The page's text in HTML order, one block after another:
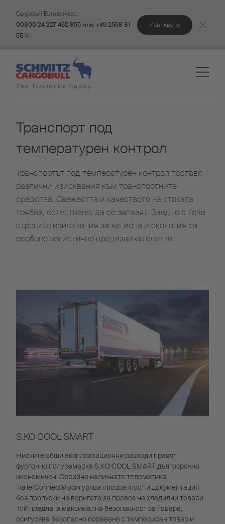
Cargobull Euroservice:
00800 24 227 462 855 или +49 2558 81
55 11
Извикване
Транспорт под
температурен контрол
Транспортът под температурен контрол поставя
различни изисквания към транспортните
средства. Свежестта и качеството на стоката
трябва, естествено, да се запазят. Заедно с това
строгите изисквания за хигиена и екология са
особено логистично предизвикателство.
S.KO COOL SMART
Ниските общи експлоатационни разходи правят
фургонно полуремарке S.KO COOL SMART дългосрочно
икономичен. Серийно наличната телематика
TrailerConnect® осигурява прозрачност и документация
без пропуски на веригата за превоз на хладилни товари.
Той предлага максимална безопасност за товара,
осигурява безопасно боравене с темпериран товар и